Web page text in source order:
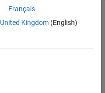
Français
United Kingdom(English)